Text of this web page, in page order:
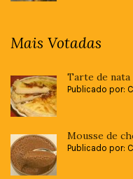
Mais Votadas
Tarte de nata
Publicado por:
Mousse de
Publicado por: